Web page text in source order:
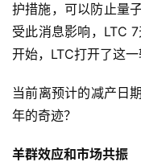
护措施，可以防止量
受此消息影响，LTC
开始，LTC打开了这一
当前离预计的减产日
年的奇迹？
羊群效应和市场共振